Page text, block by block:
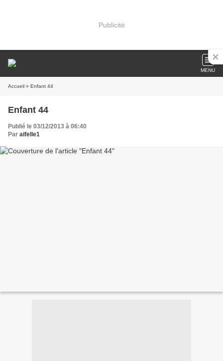
Publicité
MENU
Accueil » Enfant 44
Enfant 44
Publié le 03/12/2013 à 06:40
Par aifelle1